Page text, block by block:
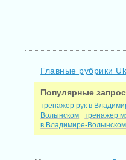
Главные рубрики
Популярные
тренажер рук в
Волынском
тренажер
в Владимире-Волынском